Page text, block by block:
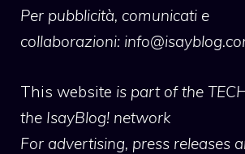
Per pubblicità, comunicati e
collaborazioni:
This website is part of the
the IsayBlog! network
For advertising, press releases